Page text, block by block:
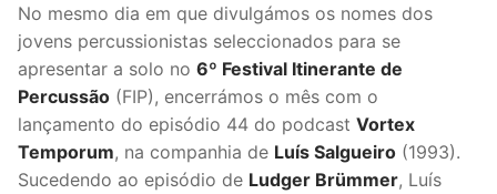
No mesmo dia em que divulgámos os nomes dos
jovens percussionistas seleccionados para se
apresentar a solo no 6º Festival Itinerante de
Percussão (FIP), encerrámos o mês com o
lançamento do episódio 44 do podcast Vortex
Temporum, na companhia de Luís Salgueiro (1993).
Sucedendo ao episódio de Ludger Brümmer, Luís